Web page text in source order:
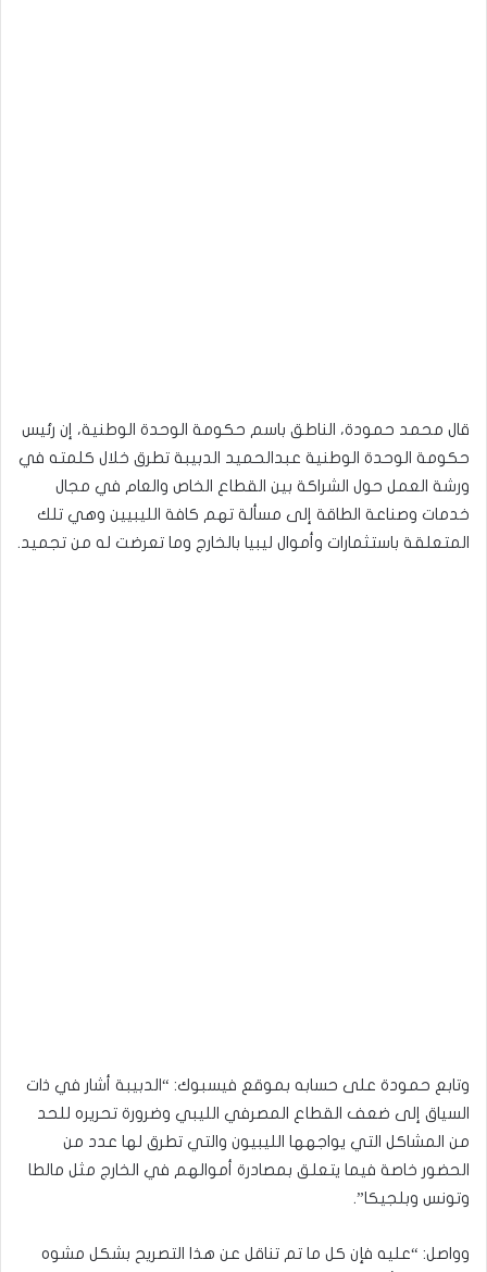
قال محمد حمودة، الناطق باسم حكومة الوحدة الوطنية، إن رئيس
حكومة الوحدة الوطنية عبدالحميد الدبيبة تطرق خلال كلمته في
ورشة العمل حول الشراكة بين القطاع الخاص والعام في مجال
خدمات وصناعة الطاقة إلى مسألة تهم كافة الليبيين وهي تلك
المتعلقة باستثمارات وأموال ليبيا بالخارج وما تعرضت له من تجميد.
وتابع حمودة على حسابه بموقع فيسبوك: “الدبيبة أشار في ذات
السياق إلى ضعف القطاع المصرفي الليبي وضرورة تحريره للحد
من المشاكل التي يواجهها الليبيون والتي تطرق لها عدد من
الحضور خاصة فيما يتعلق بمصادرة أموالهم في الخارج مثل مالطا
وتونس وبلجيكا”.
وواصل: “عليه فإن كل ما تم تناقل عن هذا التصريح بشكل مشوه